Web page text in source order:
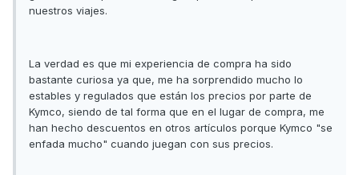
nuestros viajes.
La verdad es que mi experiencia de compra ha sido
bastante curiosa ya que, me ha sorprendido mucho lo
estables y regulados que están los precios por parte de
Kymco, siendo de tal forma que en el lugar de compra, me
han hecho descuentos en otros artículos porque Kymco "se
enfada mucho" cuando juegan con sus precios.